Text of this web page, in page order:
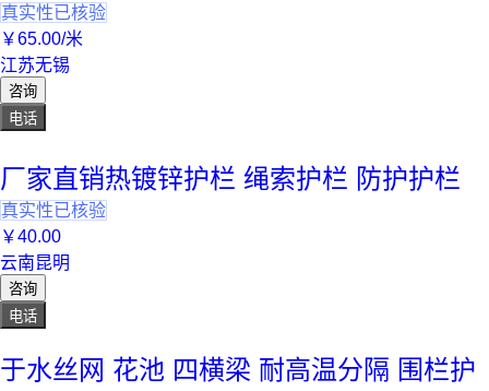
真实性已核验
￥65.00/米
江苏无锡
咨询
电话
厂家直销热镀锌护栏 绳索护栏 防护护栏
真实性已核验
￥40.00
云南昆明
咨询
电话
于水丝网 花池 四横梁 耐高温分隔 围栏护